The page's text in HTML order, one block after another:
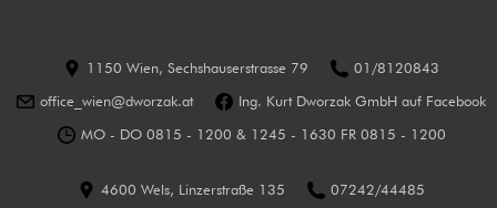
1150 Wien, Sechshauserstrasse 79
01/8120843
office_wien@dworzak.at
Ing. Kurt Dworzak GmbH auf Facebook
MO - DO 0815 - 1200 & 1245 - 1630 FR 0815 - 1200
4600 Wels, Linzerstraße 135 07242/44485